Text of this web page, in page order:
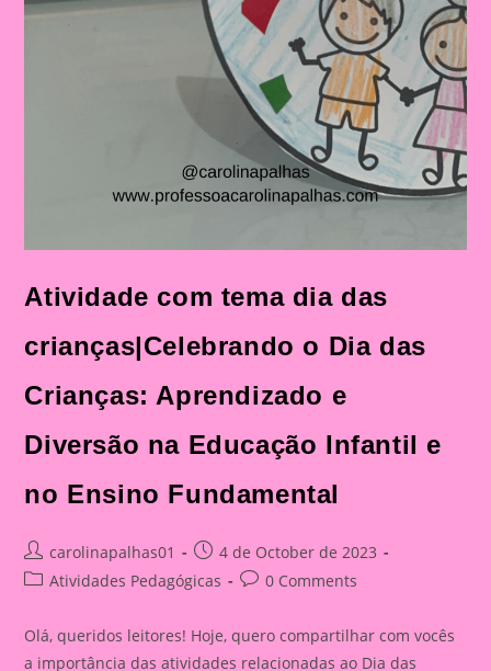
Atividade com tema dia das
crianças|Celebrando o Dia das
Crianças: Aprendizado e
Diversão na Educação Infantil e
no Ensino Fundamental
Post
author:
carolinapalhas01
Post
published:
4 de October de 2023
PostAtividades Pedagógicas
Post0 Comments
Olá, queridos leitores! Hoje, quero compartilhar com vocês
a importância das atividades relacionadas ao Dia das